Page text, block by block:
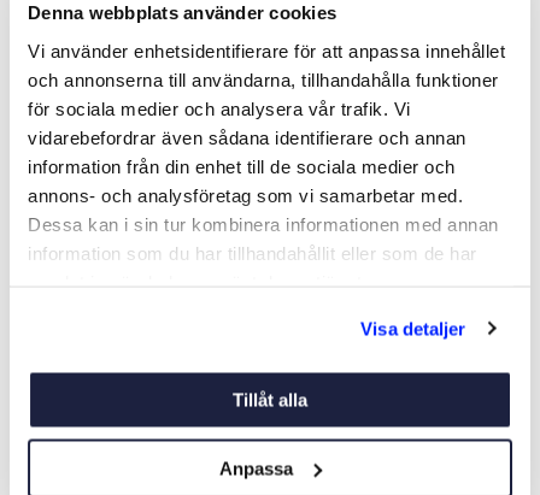
Denna webbplats använder cookies
Vi använder enhetsidentifierare för att anpassa innehållet
och annonserna till användarna, tillhandahålla funktioner
för sociala medier och analysera vår trafik. Vi
vidarebefordrar även sådana identifierare och annan
information från din enhet till de sociala medier och
annons- och analysföretag som vi samarbetar med.
Dessa kan i sin tur kombinera informationen med annan
information som du har tillhandahållit eller som de har
Visa detaljer
Tillåt alla
Anpassa
Art nr: 16700
345 kr
Liknande produkter